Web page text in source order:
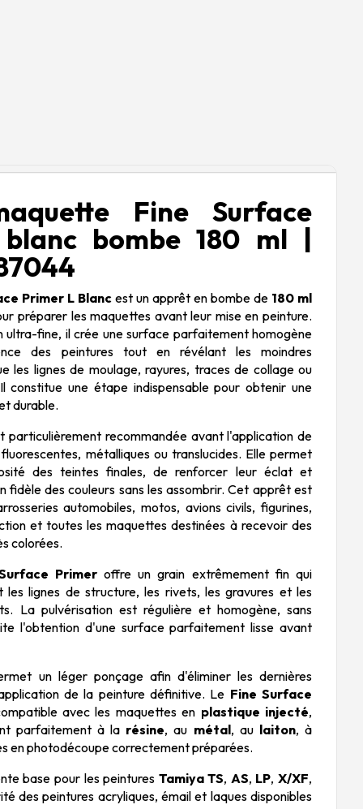
Fine Surface
bombe 180 ml |
Primer L Blanc est un apprêt en bombe de 180 ml
préparer les maquettes avant leur mise en peinture.
ultra-fine, il crée une surface parfaitement homogène
des peintures tout en révélant les moindres
les lignes de moulage, rayures, traces de collage ou
constitue une étape indispensable pour obtenir une
durable.
particulièrement recommandée avant l'application de
métalliques ou translucides. Elle permet
des teintes finales, de renforcer leur éclat et
fidèle des couleurs sans les assombrir. Cet apprêt est
automobiles, motos, avions civils, figurines,
et toutes les maquettes destinées à recevoir des
colorées.
Primeroffre un grain extrêmement fin qui
lignes de structure, les rivets, les gravures et les
La pulvérisation est régulière et homogène, sans
l'obtention d'une surface parfaitement lisse avant
un léger ponçage afin d'éliminer les dernières
de la peinture définitive. Le Fine Surface
avec les maquettes en plastique injecté,
parfaitement à la résine, au métal, au laiton, à
en photodécoupe correctement préparées.
base pour les peintures Tamiya TS, AS, LP,X/XF,
des peintures acryliques, émail et laques disponibles